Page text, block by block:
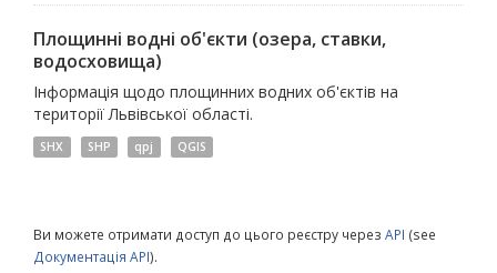
Площинні водні об'єкти (озера, ставки,
водосховища)
Інформація щодо площинних водних об'єктів на
території Львівської області.
SHX SHP qpj QGIS
Ви можете отримати доступ до цього реєстру через API (see
Документація API).